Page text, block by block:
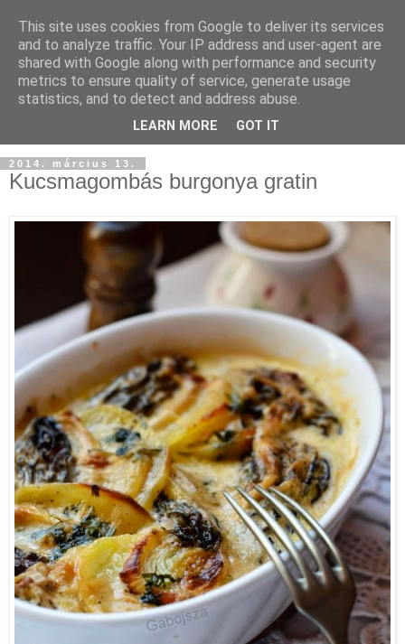
2014. március 13.
Kucsmagombás burgonya gratin
This site uses cookies from Google to deliver its services
and to analyze traffic. Your IP address and user-agent are
shared with Google along with performance and security
metrics to ensure quality of service, generate usage
statistics, and to detect and address abuse.
LEARN MORE GOT IT